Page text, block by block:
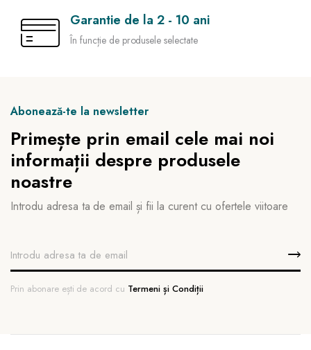
Garantie de la 2 - 10 ani
În funcție de produsele selectate
Abonează-te la newsletter
Primește prin email cele mai noi
informații despre produsele
noastre
Introdu adresa ta de email și fii la curent cu ofertele viitoare
Prin abonare ești de acord cu Termeni și Condiții